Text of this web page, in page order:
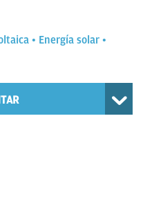
Energía solar